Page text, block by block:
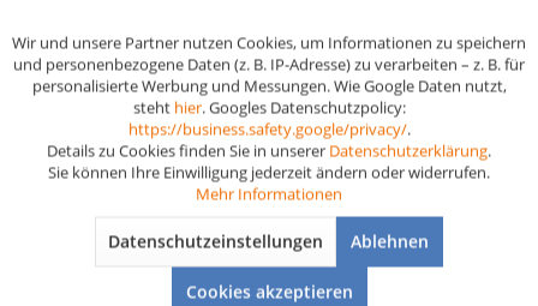
Merken
Artikel-Nr.:
170
9783961591749
Vorteile
Kostenloser Versand ab € 35,- Bestellwert
Schnelle Lieferung
Verschiedene Zahlungsmöglichkeiten
Funktionale Aktiv
Aktiv
Wir und unsere Partner nutzen Cookies, um Informationen zu speichern
und personenbezogene Daten (z. B. IP-Adresse) zu verarbeiten – z. B. für
personalisierte Werbung und Messungen. Wie Google Daten nutzt,
steht hier. Googles Datenschutzpolicy:
https://business.safety.google/privacy/.
Details zu Cookies finden Sie in unserer Datenschutzerklärung.
Sie können Ihre Einwilligung jederzeit ändern oder widerrufen.
Mehr Informationen
Datenschutzeinstellungen Ablehnen
Cookies akzeptieren